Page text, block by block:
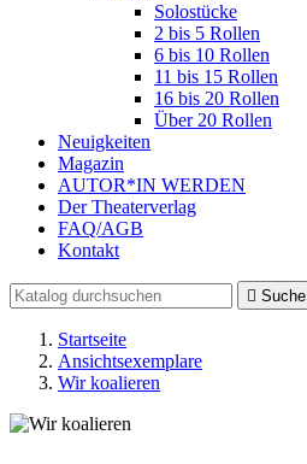
Solostücke
2 bis 5 Rollen
6 bis 10 Rollen
11 bis 15 Rollen
16 bis 20 Rollen
Über 20 Rollen
Neuigkeiten
Magazin
AUTOR*IN WERDEN
Der Theaterverlag
FAQ/AGB
Kontakt
 Suche
Startseite
Ansichtsexemplare
Wir koalieren